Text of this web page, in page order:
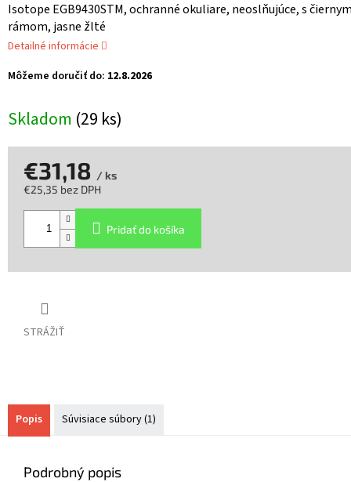
Skladom (29 ks)
Môžeme doručiť do: 12.8.2026
Isotope EGB9430STM, ochranné okuliare, neoslňujúce, s
rámom, jasne žlté
Detailné informácie
STRÁŽIŤ
€31,18 / ks
€25,35 bez DPH
Pridať do košíka
Popis Súvisiace súbory (1)
Podrobný popis